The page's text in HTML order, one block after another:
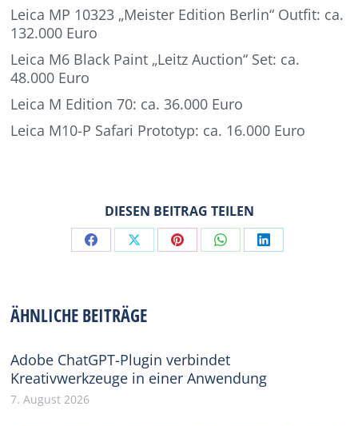
Leica MP 10323 „Meister Edition Berlin“ Outfit: ca.
132.000 Euro
Leica M6 Black Paint „Leitz Auction“ Set: ca.
48.000 Euro
Leica M Edition 70: ca. 36.000 Euro
Leica M10-P Safari Prototyp: ca. 16.000 Euro
DIESEN BEITRAG TEILEN
Share Share Share Share Share
ÄHNLICHE BEITRÄGE
Adobe ChatGPT-Plugin verbindet
Kreativwerkzeuge in einer Anwendung
7. August 2026